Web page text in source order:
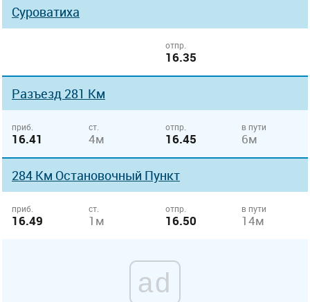
Суроватиха
отпр.
16.35
Разъезд 281 Км
приб.
16.41
ст.
4м
отпр.
16.45
в пути
6м
284 Км Остановочный Пункт
приб.
16.49
ст.
1м
отпр.
16.50
в пути
14м
ad